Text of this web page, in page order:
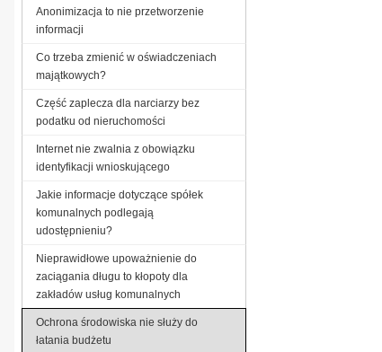
Anonimizacja to nie przetworzenie
informacji
Co trzeba zmienić w oświadczeniach
majątkowych?
Część zaplecza dla narciarzy bez
podatku od nieruchomości
Internet nie zwalnia z obowiązku
identyfikacji wnioskującego
Jakie informacje dotyczące spółek
komunalnych podlegają
udostępnieniu?
Nieprawidłowe upoważnienie do
zaciągania długu to kłopoty dla
zakładów usług komunalnych
Ochrona środowiska nie służy do
łatania budżetu